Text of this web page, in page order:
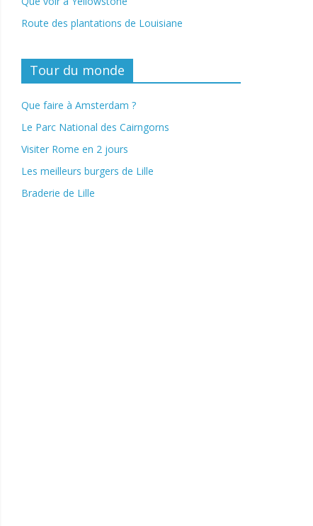
Route des plantations de Louisiane
Tour du monde
Que faire à Amsterdam ?
Le Parc National des Cairngorns
Visiter Rome en 2 jours
Les meilleurs burgers de Lille
Braderie de Lille